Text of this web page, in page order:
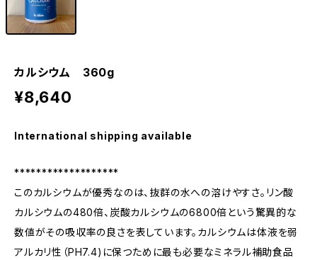
カルシウム 360g
¥8,640
International shipping available
*******************
このカルシウムが優秀なのは、抜群の水への溶けやすさ。リン酸
カルシウムの480倍、炭酸カルシウムの6800倍という驚異的な
数値がその吸収率の良さを表しています。カルシウムは体液を弱
アルカリ性（PH7.4)に保つために最も必要なミネラル補助食品